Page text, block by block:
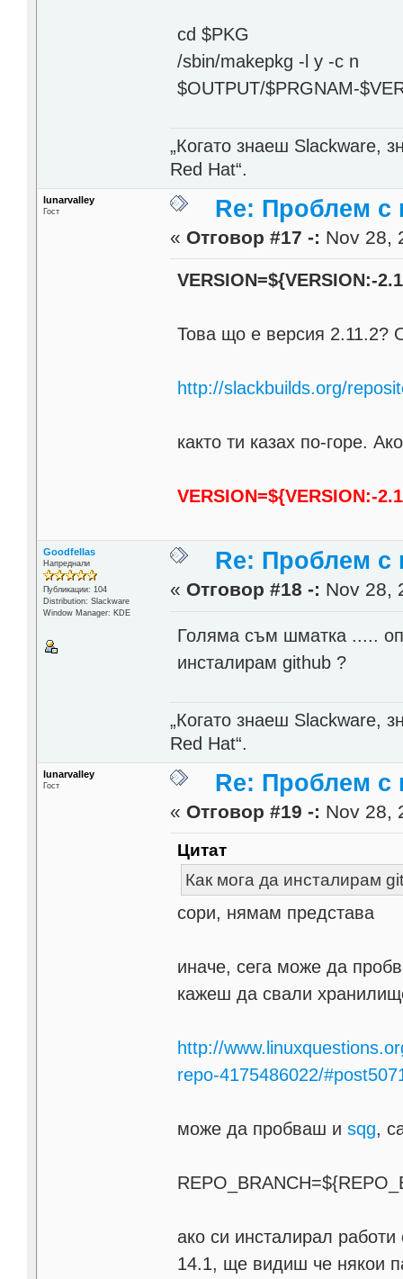
cd $PKG
/sbin/makepkg -l y -c n
$OUTPUT/$PRGNAM-
„Когато знаеш Slackware,
Red Hat“.
lunarvalley
Гост Re: Проблем с
« Отговор #17 -: Nov 28,
VERSION=${VERSION:-
Това що е версия 2.11.2?
http://slackbuilds.org/
както ти казах по-горе.
VERSION=${VERSION:-
Goodfellas
Напреднали
Публикации: 104
Distribution: Slackware
Window Manager: KDE
Re: Проблем с
« Отговор #18 -: Nov 28,
Голяма съм шматка .....
инсталирам github ?
„Когато знаеш Slackware,
Red Hat“.
lunarvalley
Гост Re: Проблем с
« Отговор #19 -: Nov 28,
Цитат
Как мога да инсталирам
сори, нямам представа
иначе, сега може да
кажеш да свали
http://
repo-4175486022/
може да пробваш иsqg,
ако си инсталирал работи
14.1, ще видиш че някои